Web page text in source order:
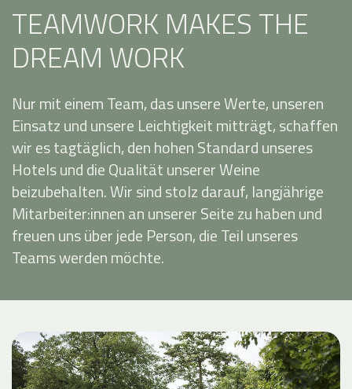
TEAMWORK MAKES THE
DREAM WORK
Nur mit einem Team, das unsere Werte, unseren
Einsatz und unsere Leichtigkeit mitträgt, schaffen
wir es tagtäglich, den hohen Standard unseres
Hotels und die Qualität unserer Weine
beizubehalten. Wir sind stolz darauf, langjährige
Mitarbeiter:innen an unserer Seite zu haben und
freuen uns über jede Person, die Teil unseres
Teams werden möchte.